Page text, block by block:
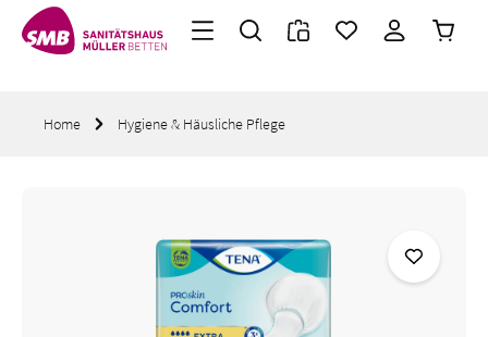
Zum Hauptinhalt springen
Home Hygiene & Häusliche Pflege